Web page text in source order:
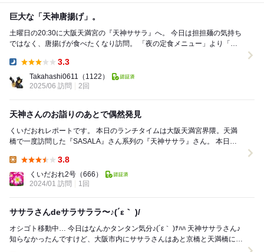
巨大な「天神唐揚げ」。
土曜日の20:30に大阪天満宮の『天神ササラ』へ。 今日は担担麺の気持ち
ではなく、唐揚げが食べたくなり訪問。 「夜の定食メニュー」より「天
3.3
Takahashi0611 （1122）
2025/06 訪問
2回
天神さんのお詣りのあとで偶然発見
くいだおれレポートです。 本日のランチタイムは大阪天満宮界隈。天満
橋で一度訪問した『SASALA』さん系列の『天神ササラ』さん。 本日も
3.8
くいだおれ2号 （666）
2024/01 訪問
1回
ササラさんdeサラサララ〜♪(´ε｀ )/
オシゴト移動中… 今日はなんかタンタン気分♪(´ε｀ )ﾅﾊﾊ 天神ササラさん♪
知らなかったんですけど、大阪市内にササラさんはあと京橋と天満橋にも